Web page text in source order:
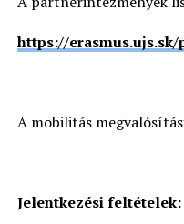
https://
A mobilitás
Jelentkezési feltételek: